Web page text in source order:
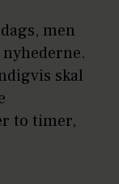
men
skal
to timer,